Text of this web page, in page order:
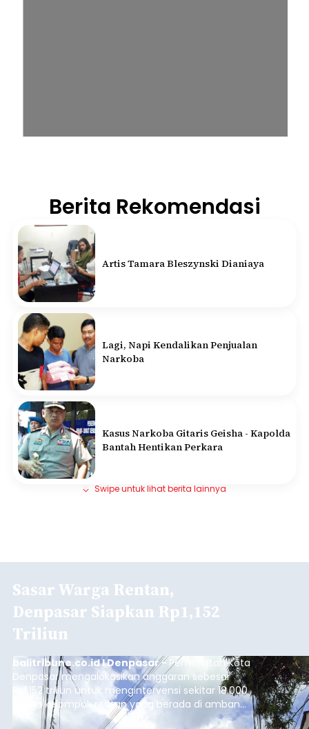
Berita Rekomendasi
Artis Tamara Bleszynski Dianiaya
Lagi, Napi Kendalikan Penjualan
Narkoba
Kasus Narkoba Gitaris Geisha - Kapolda
Bantah Hentikan Perkara
Swipe untuk lihat berita lainnya
Sasar Warga Rentan,
Denpasar Siapkan Rp1,152
Triliun
balitribune.co.id I Denpasar - Pemerintah Kota
Denpasar mengalokasikan anggaran sebesar
Rp1,152 triliun untuk mengintervensi sekitar 18.000
warga kelompok rentan yang berada di ambang
garis kemiskinan. Langkah strategis ini diambil